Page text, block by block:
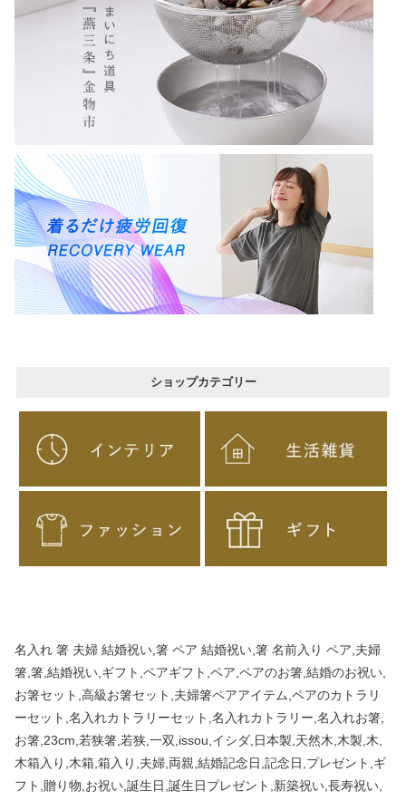
ショップカテゴリー
名入れ 箸 夫婦 結婚祝い,箸 ペア 結婚祝い,箸 名前入り ペア,夫婦
箸,箸,結婚祝い,ギフト,ペアギフト,ペア,ペアのお箸,結婚のお祝い,
お箸セット,高級お箸セット,夫婦箸ペアアイテム,ペアのカトラリ
ーセット,名入れカトラリーセット,名入れカトラリー,名入れお箸,
お箸,23cm,若狭箸,若狭,一双,issou,イシダ,日本製,天然木,木製,木,
木箱入り,木箱,箱入り,夫婦,両親,結婚記念日,記念日,プレゼント,ギ
フト,贈り物,お祝い,誕生日,誕生日プレゼント,新築祝い,長寿祝い,